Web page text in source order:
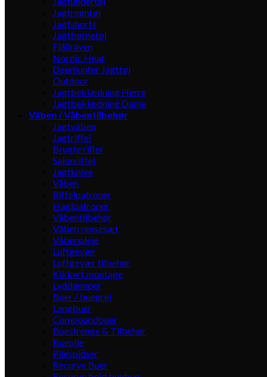
Jagtregntøj
Jagtshorts
Jagtbørnetøj
Fjällräven
Nordic Heat
Deerhunter Jagttøj
Outdoor
Jagtbeklædning Herre
Jagtbeklædning Dame
Våben / Våbentilbehør
Jagtvåben
Jagtriffel
Brugte rifler
Salonriffel
Jagtknive
Våben
Riffelpatroner
Haglpatroner
Våbentilbehør
Våben rensesæt
Våbenpleje
Luftgevær
Luftgevær tilbehør
Kikkert montage
Lyddæmper
Buer / buegrej
Langbuer
Compoundbuer
Buestrenge & Tilbehør
Buepile
Pilespidser
Recurve Buer